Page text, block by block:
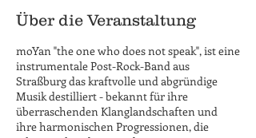
Über die Veranstaltung
moYan "the one who does not speak", ist eine
instrumentale Post-Rock-Band aus
Straßburg das kraftvolle und abgründige
Musik destilliert - bekannt für ihre
überraschenden Klanglandschaften und
ihre harmonischen Progressionen, die